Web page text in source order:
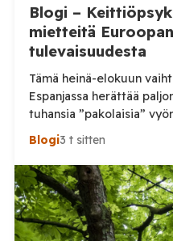
Blogi –
mietteitä
tulevaisuudesta
Tämä heinä-elokuun
Espanjassa herättää
tuhansia ”pakolaisia”
tuhansia, kun en aivan
Viimeisin tieto, jonka
somepäivityksessä n. 60
Tämä voi olla
suuri määrä. (Tosin
mutta koskaan […]
Blogi3 t sitten